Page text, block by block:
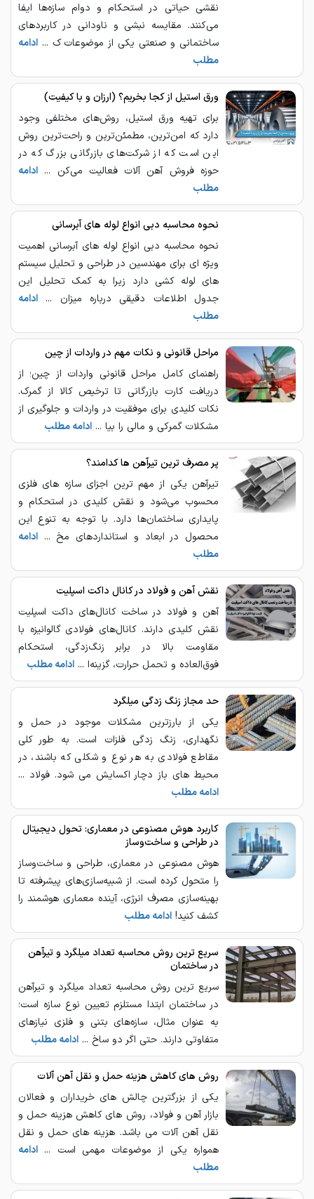
نقشی حیاتی در استحکام و دوام سازه‌ها ایفا
می‌کنند. مقایسه نبشی و ناودانی در کاربردهای
ساختمانی و صنعتی یکی از موضوعات ک ... ادامه
مطلب
ورق استیل از کجا بخریم؟ (ارزان و با کیفیت)
برای تهیه ورق استیل، روش‌های مختلفی وجود
دارد که امن‌ترین، مطمئن‌ترین و راحت‌ترین روش
این است که از شرکت‌های بازرگانی بزرگ که در
حوزه فروش آهن آلات فعالیت می‌کن ... ادامه
مطلب
نحوه محاسبه دبی انواع لوله‌ های آبرسانی
نحوه محاسبه دبی انواع لوله های آبرسانی اهمیت
ویژه ای برای مهندسین در طراحی و تحلیل سیستم
های لوله کشی دارد زیرا به کمک تحلیل این
جدول اطلاعات دقیقی درباره میزان ... ادامه
مطلب
مراحل قانونی و نکات مهم در واردات از چین
راهنمای کامل مراحل قانونی واردات از چین؛ از
دریافت کارت بازرگانی تا ترخیص کالا از گمرک.
نکات کلیدی برای موفقیت در واردات و جلوگیری از
مشکلات گمرکی و مالی را بیا ... ادامه مطلب
پر مصرف ترین تیرآهن ها کدامند؟
تیرآهن یکی از مهم‌ ترین اجزای سازه‌ های فلزی
محسوب می‌شود و نقش کلیدی در استحکام و
پایداری ساختمان‌ها دارد. با توجه به تنوع این
محصول در ابعاد و استانداردهای مخ ... ادامه
مطلب
نقش آهن و فولاد در کانال داکت اسپلیت
آهن و فولاد در ساخت کانال‌های داکت اسپلیت
نقش کلیدی دارند. کانال‌های فولادی گالوانیزه با
مقاومت بالا در برابر زنگ‌زدگی، استحکام
فوق‌العاده و تحمل حرارت، گزینه‌ا ... ادامه مطلب
حد مجاز زنگ زدگی میلگرد
یکی از بارزترین مشکلات موجود در حمل و
نگهداری، زنگ زدگی فلزات است. به طور کلی
مقاطع فولادی به هر نوع و شکلی که باشند، در
محیط های باز دچار اکسایش می شود. فولاد ...
ادامه مطلب
کاربرد هوش مصنوعی در معماری: تحول دیجیتال
در طراحی و ساخت‌وساز
هوش مصنوعی در معماری، طراحی و ساخت‌وساز
را متحول کرده است. از شبیه‌سازی‌های پیشرفته تا
بهینه‌سازی مصرف انرژی، آینده معماری هوشمند را
کشف کنید! ادامه مطلب
سریع ترین روش محاسبه تعداد میلگرد و تیرآهن
در ساختمان
سریع ترین روش محاسبه تعداد میلگرد و تیرآهن
در ساختمان ابتدا مستلزم تعیین نوع سازه است؛
به عنوان مثال، سازه‌های بتنی و فلزی نیازهای
متفاوتی دارند. حتی اگر دو ساخ ... ادامه مطلب
روش های کاهش هزینه حمل و نقل آهن آلات
یکی از بزرگترین چالش های خریداران و فعالان
بازار آهن و فولاد، روش های کاهش هزینه حمل و
نقل آهن آلات می باشد. هزینه های حمل و نقل
همواره یکی از موضوعات مهمی است ... ادامه
مطلب